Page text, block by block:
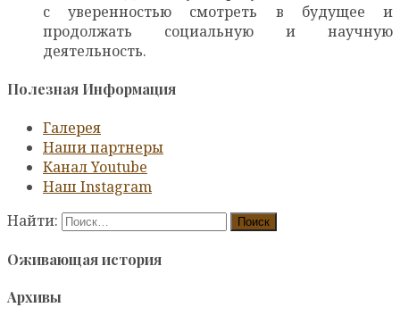
с уверенностью смотреть в будущее и
продолжать социальную и научную
деятельность.
Полезная Информация
Галерея
Наши партнеры
Канал Youtube
Наш Instagram
Найти:
Оживающая история
Архивы